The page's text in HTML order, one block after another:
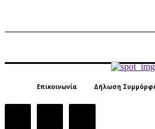
Επικοινωνία Δήλωση